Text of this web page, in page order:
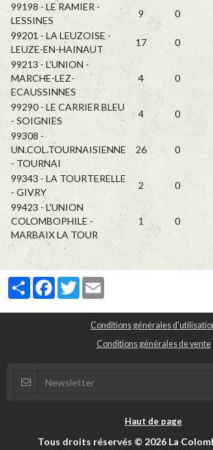
99198 - LE RAMIER -
LESSINES
9 0
99201 - LA LEUZOISE -
LEUZE-EN-HAINAUT
17 0
99213 - L'UNION -
MARCHE-LEZ-
ECAUSSINNES
4 0
99290 - LE CARRIER BLEU
- SOIGNIES
4 0
99308 -
UN.COL.TOURNAISIENNE
- TOURNAI
26 0
99343 - LA TOURTERELLE
- GIVRY
2 0
99423 - L'UNION
COLOMBOPHILE -
MARBAIX LA TOUR
1 0
PartagerFacebook
Twitter
Conditions générales
Conditions générales de vente
Haut de page
Tous droits réservés © 2026 La